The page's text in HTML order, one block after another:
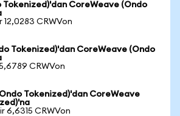
Tokenized)'dan CoreWeave (Ondo
12,0283 CRWVon
Tokenized)'dan CoreWeave (Ondo
CRWVon
Tokenized)'dan CoreWeave
6,6315 CRWVon